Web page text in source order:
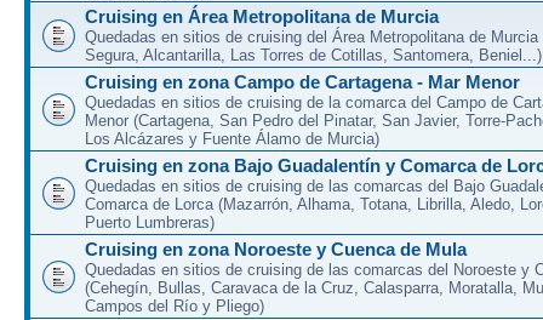
Cruising en Área Metropolitana de Murcia
Quedadas en sitios de cruising del Área Metropolitana de Murcia
Segura, Alcantarilla, Las Torres de Cotillas, Santomera, Beniel...)
Cruising en zona Campo de Cartagena - Mar Menor
Quedadas en sitios de cruising de la comarca del Campo de
Menor (Cartagena, San Pedro del Pinatar, San Javier, Torre-
Los Alcázares y Fuente Álamo de Murcia)
Cruising en zona Bajo Guadalentín y Comarca de
Quedadas en sitios de cruising de las comarcas del Bajo
Comarca de Lorca (Mazarrón, Alhama, Totana, Librilla, Aledo,
Puerto Lumbreras)
Cruising en zona Noroeste y Cuenca de Mula
Quedadas en sitios de cruising de las comarcas del Noroeste y
(Cehegín, Bullas, Caravaca de la Cruz, Calasparra, Moratalla,
Campos del Río y Pliego)